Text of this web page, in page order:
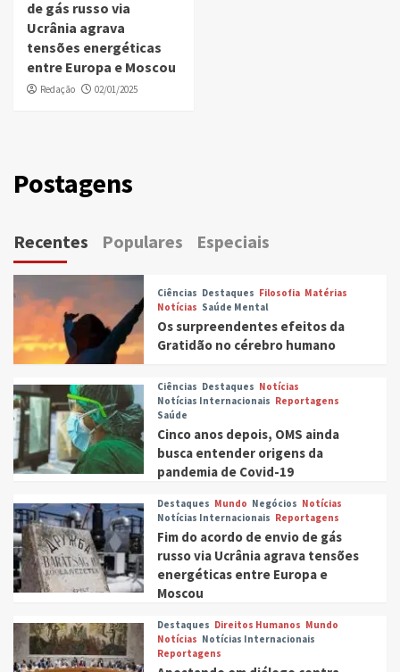
de gás russo via
Ucrânia agrava
tensões energéticas
entre Europa e Moscou
Redação 02/01/2025
Postagens
Recentes Populares Especiais
Ciências Destaques Filosofia Matérias
Notícias Saúde Mental
Os surpreendentes efeitos da
Gratidão no cérebro humano
Ciências Destaques Notícias
Notícias Internacionais Reportagens
Saúde
Cinco anos depois, OMS ainda
busca entender origens da
pandemia de Covid-19
Destaques Mundo Negócios Notícias
Notícias Internacionais Reportagens
Fim do acordo de envio de gás
russo via Ucrânia agrava tensões
energéticas entre Europa e
Moscou
Destaques Direitos Humanos Mundo
Notícias Notícias Internacionais
Reportagens